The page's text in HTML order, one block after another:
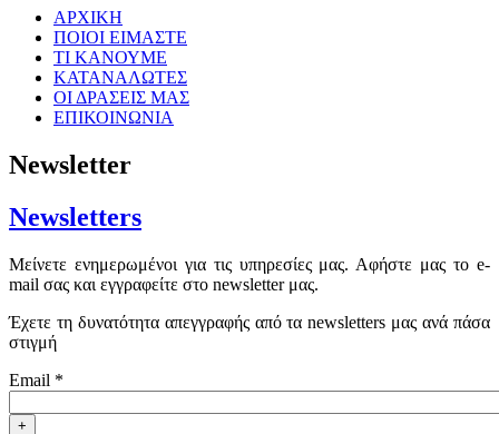
ΑΡΧΙΚΗ
ΠΟΙΟΙ ΕΙΜΑΣΤΕ
ΤΙ ΚΑΝΟΥΜΕ
ΚΑΤΑΝΑΛΩΤΕΣ
ΟΙ ΔΡΑΣΕΙΣ ΜΑΣ
ΕΠΙΚΟΙΝΩΝΙΑ
Newsletter
Newsletters
Μείνετε ενημερωμένοι για τις υπηρεσίες μας. Αφήστε μας το e-
mail σας και εγγραφείτε στο newsletter μας.
Έχετε τη δυνατότητα απεγγραφής από τα newsletters μας ανά πάσα
στιγμή
Email *
CAPTCHA